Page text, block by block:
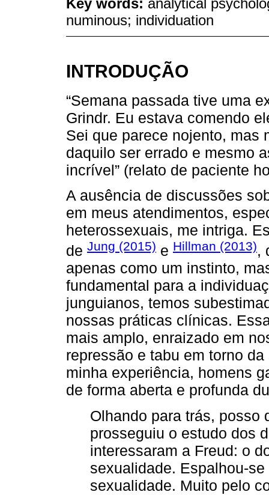
numinous; individuation
INTRODUÇÃO
“Semana passada tive uma
Grindr. Eu estava comendo
Sei que parece nojento, mas
daquilo ser errado e mesmo
incrível” (relato de paciente
A ausência de discussões
em meus atendimentos,
heterossexuais, me intriga.
de Jung (2015) e Hillman (2013),
apenas como um instinto,
fundamental para a
junguianos, temos
nossas práticas clínicas.
mais amplo, enraizado em
repressão e tabu em torno
minha experiência, homens
de forma aberta e profunda
Olhando para trás, posso
prosseguiu o estudo dos
interessaram a Freud: o
sexualidade. Espalhou-
sexualidade. Muito pelo